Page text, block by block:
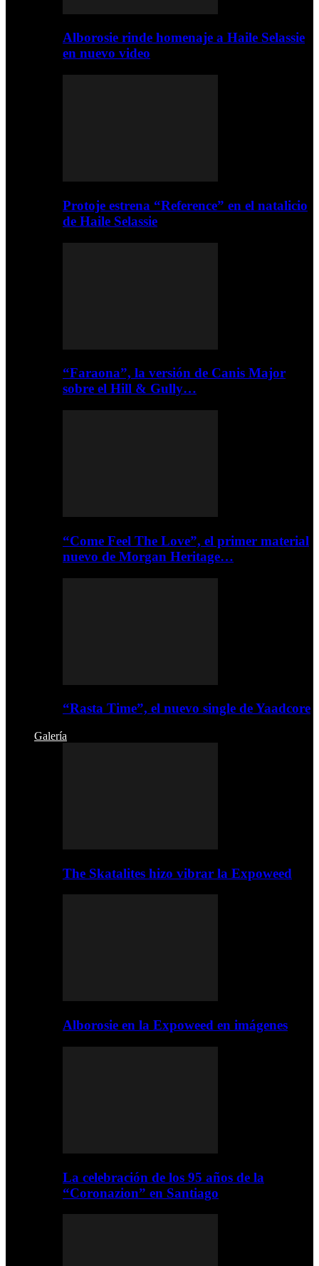
Alborosie rinde homenaje a Haile Selassie
en nuevo video
Protoje estrena “Reference” en el natalicio
de Haile Selassie
“Faraona”, la versión de Canis Major
sobre el Hill & Gully…
“Come Feel The Love”, el primer material
nuevo de Morgan Heritage…
“Rasta Time”, el nuevo single de Yaadcore
Galería
The Skatalites hizo vibrar la Expoweed
Alborosie en la Expoweed en imágenes
La celebración de los 95 años de la
“Coronazion” en Santiago